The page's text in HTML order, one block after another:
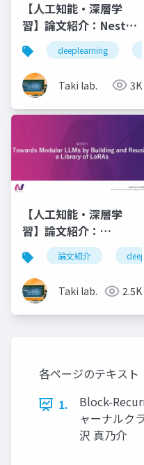
【人工知能・深層学
習】論文紹介：Nested
Learning: The
Illusion of Deep
Learning
Architectures
deeplearning
Taki lab. 3K
【人工知能・深層学
習】論文紹介：
Towards Modular
LLMs by Building and
Reusing a Library of
LoRAs
論文紹介
Taki lab. 2.5K
各ページのテキスト
1.
Block-
ャーナルク
沢 真乃介